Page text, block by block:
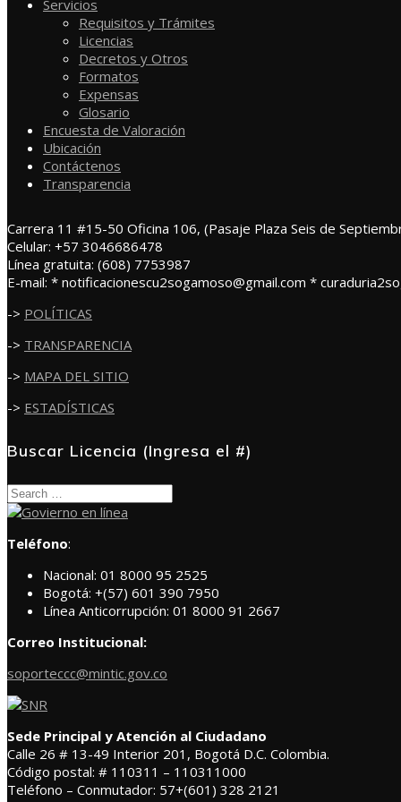
Servicios
Requisitos y Trámites
Licencias
Decretos y Otros
Formatos
Expensas
Glosario
Encuesta de Valoración
Ubicación
Contáctenos
Transparencia
Carrera 11 #15-50 Oficina 106, (Pasaje Plaza Seis de
Celular: +57 3046686478
Línea gratuita: (608) 7753987
E-mail: * notificacionescu2sogamoso@gmail.com *
-> POLÍTICAS
-> TRANSPARENCIA
-> MAPA DEL SITIO
-> ESTADÍSTICAS
Buscar Licencia (Ingresa el #)
Search
for:
Teléfono:
Nacional: 01 8000 95 2525
Bogotá: +(57) 601 390 7950
Línea Anticorrupción: 01 8000 91 2667
Correo Institucional:
soporteccc@mintic.gov.co
Sede Principal y Atención al Ciudadano
Calle 26 # 13-49 Interior 201, Bogotá D.C. Colombia.
Código postal: # 110311 – 110311000
Teléfono – Conmutador: 57+(601) 328 2121